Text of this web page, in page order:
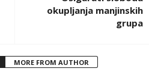
okupljanja manjinskih
grupa
MORE FROM AUTHOR